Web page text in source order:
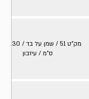
ס"מ / עיזבון